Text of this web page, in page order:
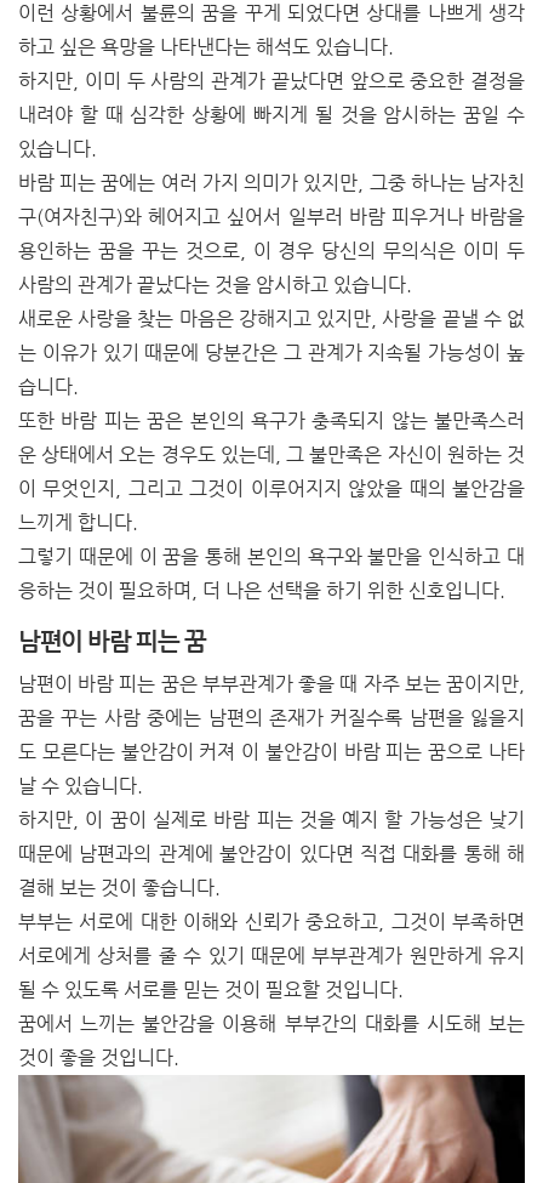
이런 상황에서 불륜의 꿈을 꾸게 되었다면 상대를 나쁘게 생각
하고 싶은 욕망을 나타낸다는 해석도 있습니다.
하지만, 이미 두 사람의 관계가 끝났다면 앞으로 중요한 결정을
내려야 할 때 심각한 상황에 빠지게 될 것을 암시하는 꿈일 수
있습니다.
바람 피는 꿈에는 여러 가지 의미가 있지만, 그중 하나는 남자친
구(여자친구)와 헤어지고 싶어서 일부러 바람 피우거나 바람을
용인하는 꿈을 꾸는 것으로, 이 경우 당신의 무의식은 이미 두
사람의 관계가 끝났다는 것을 암시하고 있습니다.
새로운 사랑을 찾는 마음은 강해지고 있지만, 사랑을 끝낼 수 없
는 이유가 있기 때문에 당분간은 그 관계가 지속될 가능성이 높
습니다.
또한 바람 피는 꿈은 본인의 욕구가 충족되지 않는 불만족스러
운 상태에서 오는 경우도 있는데, 그 불만족은 자신이 원하는 것
이 무엇인지, 그리고 그것이 이루어지지 않았을 때의 불안감을
느끼게 합니다.
그렇기 때문에 이 꿈을 통해 본인의 욕구와 불만을 인식하고 대
응하는 것이 필요하며, 더 나은 선택을 하기 위한 신호입니다.
남편이 바람 피는 꿈
남편이 바람 피는 꿈은 부부관계가 좋을 때 자주 보는 꿈이지만,
꿈을 꾸는 사람 중에는 남편의 존재가 커질수록 남편을 잃을지
도 모른다는 불안감이 커져 이 불안감이 바람 피는 꿈으로 나타
날 수 있습니다.
하지만, 이 꿈이 실제로 바람 피는 것을 예지 할 가능성은 낮기
때문에 남편과의 관계에 불안감이 있다면 직접 대화를 통해 해
결해 보는 것이 좋습니다.
부부는 서로에 대한 이해와 신뢰가 중요하고, 그것이 부족하면
서로에게 상처를 줄 수 있기 때문에 부부관계가 원만하게 유지
될 수 있도록 서로를 믿는 것이 필요할 것입니다.
꿈에서 느끼는 불안감을 이용해 부부간의 대화를 시도해 보는
것이 좋을 것입니다.